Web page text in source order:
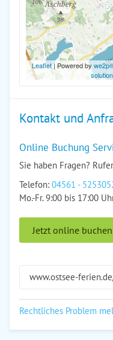
Leaflet| Powered by
Kontakt und
Online Buchung
Sie haben Fragen?
Telefon: 04561 -
Mo.-Fr. 9:00 bis 17:00
Jetzt online buchen
www.ostsee-
Rechtliches Problem